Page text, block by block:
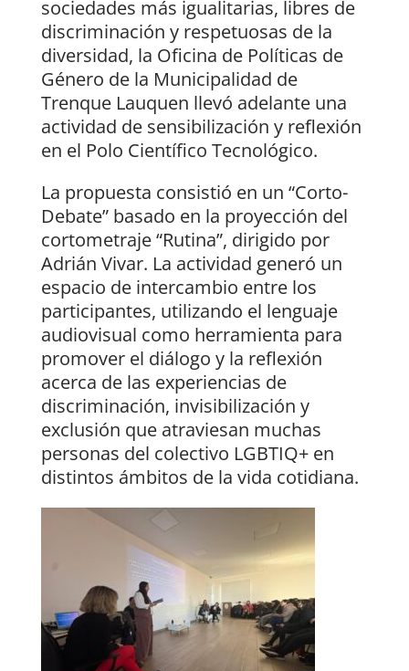
sociedades más igualitarias, libres de
discriminación y respetuosas de la
diversidad, la Oficina de Políticas de
Género de la Municipalidad de
Trenque Lauquen llevó adelante una
actividad de sensibilización y reflexión
en el Polo Científico Tecnológico.
La propuesta consistió en un “Corto-
Debate” basado en la proyección del
cortometraje “Rutina”, dirigido por
Adrián Vivar. La actividad generó un
espacio de intercambio entre los
participantes, utilizando el lenguaje
audiovisual como herramienta para
promover el diálogo y la reflexión
acerca de las experiencias de
discriminación, invisibilización y
exclusión que atraviesan muchas
personas del colectivo LGBTIQ+ en
distintos ámbitos de la vida cotidiana.